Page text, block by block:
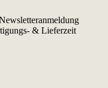
& Lieferzeit